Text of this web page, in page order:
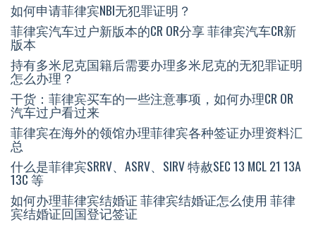
如何申请菲律宾NBI无犯罪证明？
菲律宾汽车过户新版本的CR OR分享 菲律宾汽车CR新
版本
持有多米尼克国籍后需要办理多米尼克的无犯罪证明
怎么办理？
干货：菲律宾买车的一些注意事项，如何办理CR OR
汽车过户看过来
菲律宾在海外的领馆办理菲律宾各种签证办理资料汇
总
什么是菲律宾SRRV、ASRV、SIRV 特赦SEC 13 MCL 21 13A
13C 等
如何办理菲律宾结婚证 菲律宾结婚证怎么使用 菲律
宾结婚证回国登记签证